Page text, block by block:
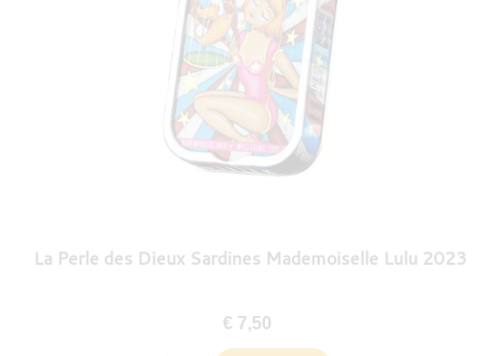
La Perle des Dieux Sardines Mademoiselle Lulu 2023
€ 7,50